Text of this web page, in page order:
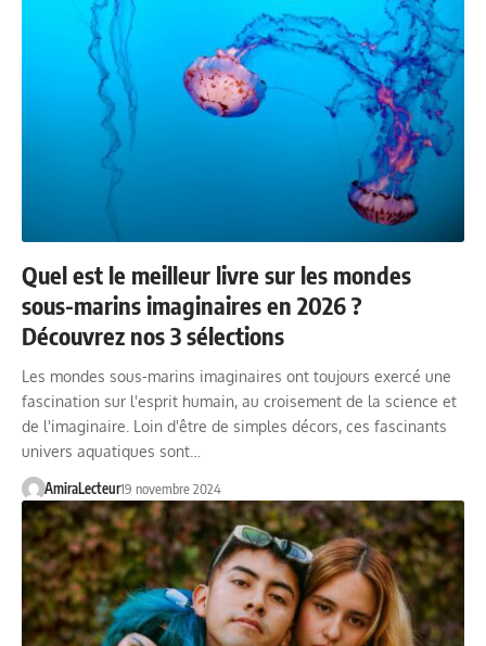
Quel est le meilleur livre sur les mondes
sous-marins imaginaires en 2026 ?
Découvrez nos 3 sélections
Les mondes sous-marins imaginaires ont toujours exercé une
fascination sur l'esprit humain, au croisement de la science et
de l'imaginaire. Loin d'être de simples décors, ces fascinants
univers aquatiques sont…
AmiraLecteur19 novembre 2024